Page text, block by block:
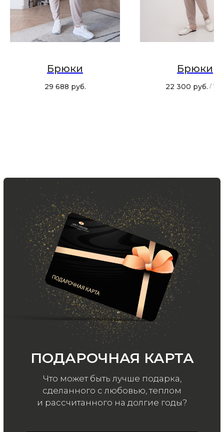
Брюки
29 688 руб.
Брюки
22 300 руб. / 1 шт
Ваш e-mail
ООО «МИР КАШЕМИРА» © 2023
Все права защищены.
конфиденциальности